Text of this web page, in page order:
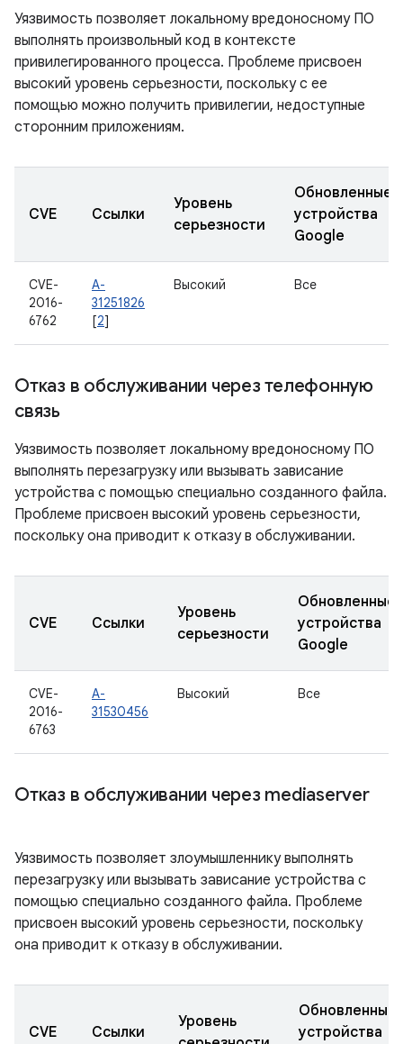
Уязвимость позволяет локальному вредоносному ПО
выполнять произвольный код в контексте
привилегированного процесса. Проблеме присвоен
высокий уровень серьезности, поскольку с ее
помощью можно получить привилегии, недоступные
сторонним приложениям.
CVE Ссылки
Уровень
серьезности
Обновленные
устройства
Google
CVE-
2016-
6762
A-
31251826
[2]
Высокий Все
Отказ в обслуживании через телефонную
связь
Уязвимость позволяет локальному вредоносному ПО
выполнять перезагрузку или вызывать зависание
устройства с помощью специально созданного файла.
Проблеме присвоен высокий уровень серьезности,
поскольку она приводит к отказу в обслуживании.
CVE Ссылки
Уровень
серьезности
Обновленные
устройства
Google
CVE-
2016-
6763
A-
31530456
Высокий Все
Отказ в обслуживании через mediaserver
Уязвимость позволяет злоумышленнику выполнять
перезагрузку или вызывать зависание устройства с
помощью специально созданного файла. Проблеме
присвоен высокий уровень серьезности, поскольку
она приводит к отказу в обслуживании.
CVE Ссылки
Уровень
Обновленные
устройства